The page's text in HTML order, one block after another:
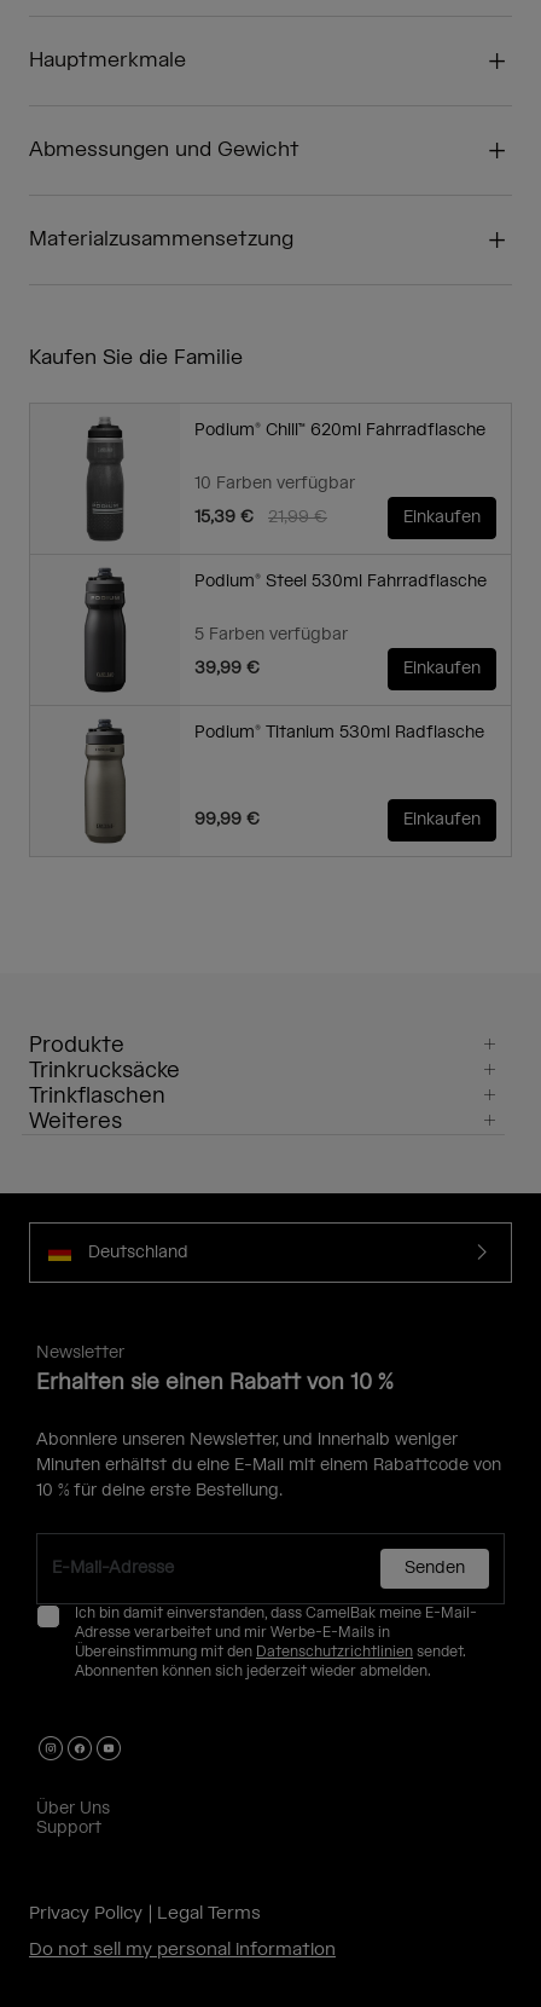
Hauptmerkmale
Abmessungen und Gewicht
Materialzusammensetzung
Kaufen Sie die Familie
Podium® Chill™ 620ml Fahrradflasche
10 Farben verfügbar
Price reduced from
21,99 €to
15,39 € Einkaufen
Podium® Steel 530ml Fahrradflasche
5 Farben verfügbar
39,99 €
Einkaufen
Podium® Titanium 530ml Radflasche
99,99 € Einkaufen
Produkte
Trinkrucksäcke
Trinkflaschen
Weiteres
Deutschland
Newsletter
Erhalten sie einen Rabatt von 10 %
Abonniere unseren Newsletter, und innerhalb weniger
Minuten erhältst du eine E-Mail mit einem Rabattcode von
10 % für deine erste Bestellung.
Senden
Ich bin damit einverstanden, dass CamelBak meine E-Mail-
Adresse verarbeitet und mir Werbe-E-Mails in
Übereinstimmung mit den Datenschutzrichtlinien sendet.
Abonnenten können sich jederzeit wieder abmelden.
Über Uns
Support
Privacy Policy
Legal Terms
Do not sell my personal information